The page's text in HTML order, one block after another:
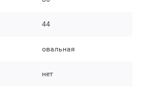
44
овальная
нет